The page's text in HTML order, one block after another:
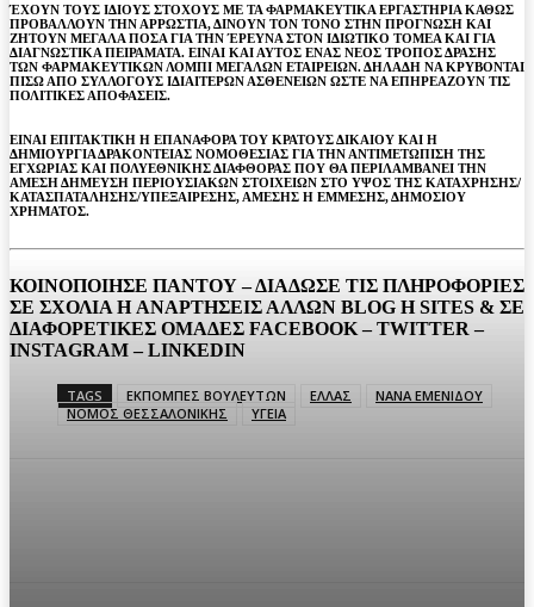
ΈΧΟΥΝ ΤΟΥΣ ΙΔΙΟΥΣ ΣΤΟΧΟΥΣ ΜΕ ΤΑ ΦΑΡΜΑΚΕΥΤΙΚΑ ΕΡΓΑΣΤΗΡΙΑ ΚΑΘΩΣ
ΠΡΟΒΑΛΛΟΥΝ ΤΗΝ ΑΡΡΩΣΤΙΑ, ΔΙΝΟΥΝ ΤΟΝ ΤΟΝΟ ΣΤΗΝ ΠΡΟΓΝΩΣΗ ΚΑΙ
ΖΗΤΟΥΝ ΜΕΓΑΛΑ ΠΟΣΑ ΓΙΑ ΤΗΝ ΈΡΕΥΝΑ ΣΤΟΝ ΙΔΙΩΤΙΚΟ ΤΟΜΕΑ ΚΑΙ ΓΙΑ
ΔΙΑΓΝΩΣΤΙΚΑ ΠΕΙΡΑΜΑΤΑ. ΕΙΝΑΙ ΚΑΙ ΑΥΤΟΣ ΕΝΑΣ ΝΕΟΣ ΤΡΟΠΟΣ ΔΡΑΣΗΣ
ΤΩΝ ΦΑΡΜΑΚΕΥΤΙΚΩΝ ΛΟΜΠΙ ΜΕΓΑΛΩΝ ΕΤΑΙΡΕΙΩΝ. ΔΗΛΑΔΗ ΝΑ ΚΡΥΒΟΝΤΑΙ
ΠΙΣΩ ΑΠΟ ΣΥΛΛΟΓΟΥΣ ΙΔΙΑΙΤΕΡΩΝ ΑΣΘΕΝΕΙΩΝ ΩΣΤΕ ΝΑ ΕΠΗΡΕΑΖΟΥΝ ΤΙΣ
ΠΟΛΙΤΙΚΕΣ ΑΠΟΦΑΣΕΙΣ.
ΕΙΝΑΙ ΕΠΙΤΑΚΤΙΚΗ Η ΕΠΑΝΑΦΟΡΑ ΤΟΥ ΚΡΑΤΟΥΣ ΔΙΚΑΙΟΥ ΚΑΙ Η
ΔΗΜΙΟΥΡΓΙΑ ΔΡΑΚΟΝΤΕΙΑΣ ΝΟΜΟΘΕΣΙΑΣ ΓΙΑ ΤΗΝ ΑΝΤΙΜΕΤΩΠΙΣΗ ΤΗΣ
ΕΓΧΩΡΙΑΣ ΚΑΙ ΠΟΛΥΕΘΝΙΚΗΣ ΔΙΑΦΘΟΡΑΣ ΠΟΥ ΘΑ ΠΕΡΙΛΑΜΒΑΝΕΙ ΤΗΝ
ΑΜΕΣΗ ΔΗΜΕΥΣΗ ΠΕΡΙΟΥΣΙΑΚΩΝ ΣΤΟΙΧΕΙΩΝ ΣΤΟ ΥΨΟΣ ΤΗΣ ΚΑΤΑΧΡΗΣΗΣ/
ΚΑΤΑΣΠΑΤΑΛΗΣΗΣ/ΥΠΕΞΑΙΡΕΣΗΣ, ΑΜΕΣΗΣ Η ΕΜΜΕΣΗΣ, ΔΗΜΟΣΙΟΥ
ΧΡΗΜΑΤΟΣ.
ΚΟΙΝΟΠΟΙΗΣΕ ΠΑΝΤΟΥ – ΔΙΑΔΩΣΕ ΤΙΣ ΠΛΗΡΟΦΟΡΙΕΣ
ΣΕ ΣΧΟΛΙΑ H ΑΝAΡΤΗΣΕΙΣ ΑΛΛΩΝ BLOG H SITES & ΣΕ
ΔΙΑΦΟΡΕTIKEΣ ΟΜΑΔΕΣ FACEBOOK – TWITTER –
INSTAGRAM – LINKEDIN
TAGS ΕΚΠΟΜΠΕΣ ΒΟΥΛΕΥΤΩΝ ΕΛΛΑΣ
ΝΑΝΑ ΕΜΕΝΙΔΟΥ
ΝΟΜΟΣ ΘΕΣΣΑΛΟΝΙΚΗΣ
ΥΓΕΙΑ